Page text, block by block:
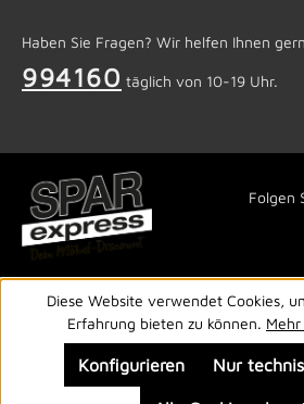
Haben Sie Fragen? Wir helfen Ihnen
994160 täglich von 10-19 Uhr.
Folgen
Diese Website verwendet Cookies,
Erfahrung bieten zu können.
Nur
Konfigurieren